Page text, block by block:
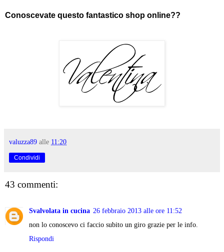
Conoscevate questo fantastico shop online??
valuzza89 alle 11:20
Condividi
43 commenti:
Svalvolata in cucina 26 febbraio 2013 alle ore 11:52
non lo conoscevo ci faccio subito un giro grazie per le info.
Rispondi